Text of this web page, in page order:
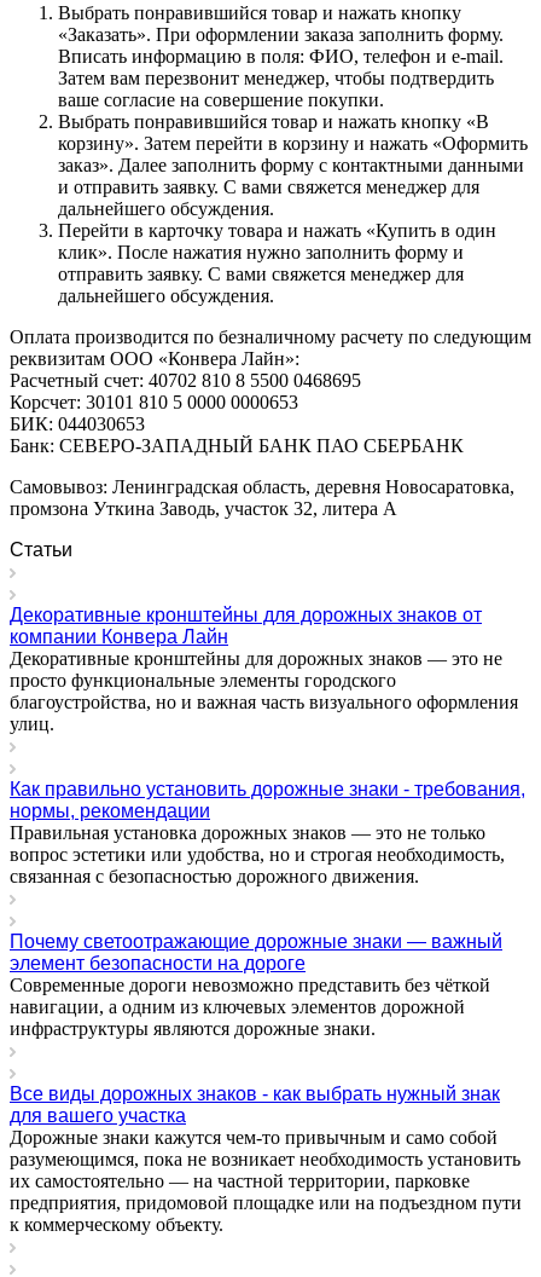
Выбрать понравившийся товар и нажать кнопку
«Заказать». При оформлении заказа заполнить форму.
Вписать информацию в поля: ФИО, телефон и e-mail.
Затем вам перезвонит менеджер, чтобы подтвердить
ваше согласие на совершение покупки.
Выбрать понравившийся товар и нажать кнопку «В
корзину». Затем перейти в корзину и нажать «Оформить
заказ». Далее заполнить форму с контактными данными
и отправить заявку. С вами свяжется менеджер для
дальнейшего обсуждения.
Перейти в карточку товара и нажать «Купить в один
клик». После нажатия нужно заполнить форму и
отправить заявку. С вами свяжется менеджер для
дальнейшего обсуждения.
Оплата производится по безналичному расчету по следующим
реквизитам ООО «Конвера Лайн»:
Расчетный счет: 40702 810 8 5500 0468695
Корсчет: 30101 810 5 0000 0000653
БИК: 044030653
Банк: СЕВЕРО-ЗАПАДНЫЙ БАНК ПАО СБЕРБАНК
Самовывоз: Ленинградская область, деревня Новосаратовка,
промзона Уткина Заводь, участок 32, литера А
Статьи
Декоративные кронштейны для дорожных знаков от
компании Конвера Лайн
Декоративные кронштейны для дорожных знаков — это не
просто функциональные элементы городского
благоустройства, но и важная часть визуального оформления
улиц.
Как правильно установить дорожные знаки - требования,
нормы, рекомендации
Правильная установка дорожных знаков — это не только
вопрос эстетики или удобства, но и строгая необходимость,
связанная с безопасностью дорожного движения.
Почему светоотражающие дорожные знаки — важный
элемент безопасности на дороге
Современные дороги невозможно представить без чёткой
навигации, а одним из ключевых элементов дорожной
инфраструктуры являются дорожные знаки.
Все виды дорожных знаков - как выбрать нужный знак
для вашего участка
Дорожные знаки кажутся чем-то привычным и само собой
разумеющимся, пока не возникает необходимость установить
их самостоятельно — на частной территории, парковке
предприятия, придомовой площадке или на подъездном пути
к коммерческому объекту.